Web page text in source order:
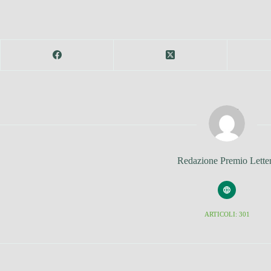
Redazione Premio
ARTICOLI: 301